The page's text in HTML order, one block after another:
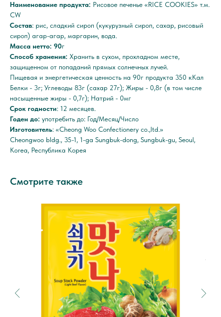
Наименование продукта: Рисовое печенье «RICE COOKIES» т.м.
CW
Состав: рис, сладкий сироп (кукурузный сироп, сахар, рисовый
сироп) агар-агар, маргарин, вода.
Масса нетто: 90г
Способ хранения: Хранить в сухом, прохладном месте,
защищенном от попаданий прямых солнечных лучей.
Пищевая и энергетическая ценность на 90г продукта 350 кКал
Белки - 3г; Углеводы 83г (сахар 27г); Жиры - 0,8г (в том числе
насыщенные жиры - 0,7г); Натрий - 0мг
Срок годности: 12 месяцев.
Годен до: употребить до: Год/Месяц/Число
Изготовитель: «Cheong Woo Confectionery co.,ltd.»
Cheongwoo bldg., 35-1, 1-ga Sungbuk-dong, Sungbuk-gu, Seoul,
Korea, Республика Корея
Смотрите также